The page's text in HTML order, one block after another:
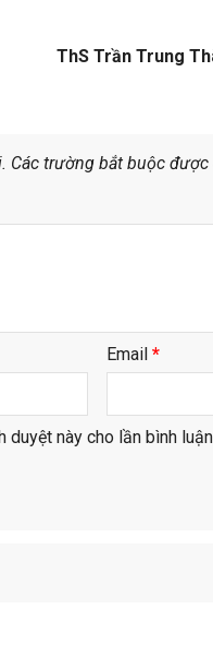
ThS Trần Trung
Các trường bắt buộc được
Email*
này cho lần bình